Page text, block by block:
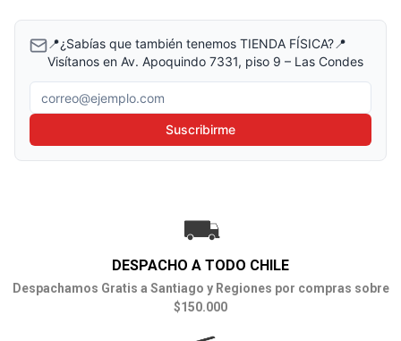
📍¿Sabías que también tenemos TIENDA FÍSICA?📍
Visítanos en Av. Apoquindo 7331, piso 9 – Las Condes
Correo electrónico
Suscribirme
DESPACHO A TODO CHILE
Despachamos Gratis a Santiago y Regiones por compras sobre
$150.000